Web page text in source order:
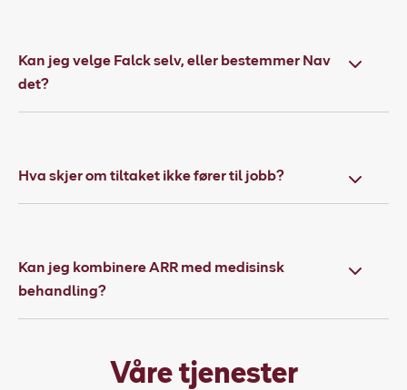
Kan jeg velge Falck selv, eller bestemmer Nav
det?
Hva skjer om tiltaket ikke fører til jobb?
Kan jeg kombinere ARR med medisinsk
behandling?
Våre tjenester